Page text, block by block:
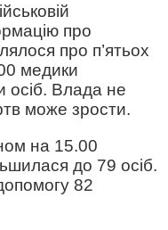
про
про п’ятьох
медики
осіб. Влада не
може зрости.
на 15.00
до 79 осіб.
82